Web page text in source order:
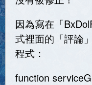
因為寫在「
式裡面的「評論
程式：
function